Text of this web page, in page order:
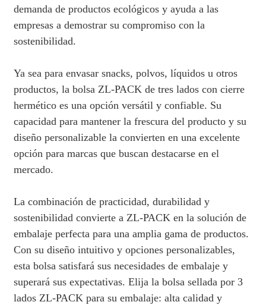
demanda de productos ecológicos y ayuda a las
empresas a demostrar su compromiso con la
sostenibilidad.
Ya sea para envasar snacks, polvos, líquidos u otros
productos, la bolsa ZL-PACK de tres lados con cierre
hermético es una opción versátil y confiable. Su
capacidad para mantener la frescura del producto y su
diseño personalizable la convierten en una excelente
opción para marcas que buscan destacarse en el
mercado.
La combinación de practicidad, durabilidad y
sostenibilidad convierte a ZL-PACK en la solución de
embalaje perfecta para una amplia gama de productos.
Con su diseño intuitivo y opciones personalizables,
esta bolsa satisfará sus necesidades de embalaje y
superará sus expectativas. Elija la bolsa sellada por 3
lados ZL-PACK para su embalaje: alta calidad y